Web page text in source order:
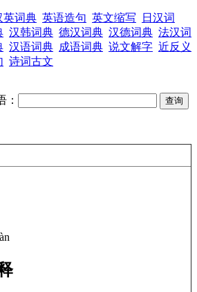
英词典 英语造句 英文缩写
日汉词
汉韩词典 德汉词典 汉德词典 法汉词
汉语词典 成语词典 说文解字 近反义
诗词古文
：